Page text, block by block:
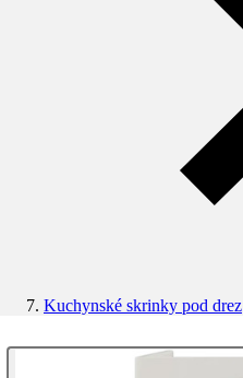
Kuchynské skrinky pod drez